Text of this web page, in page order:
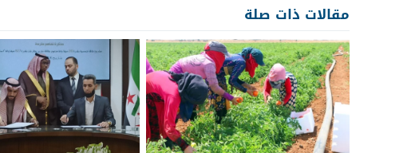
مقالات ذات صلة